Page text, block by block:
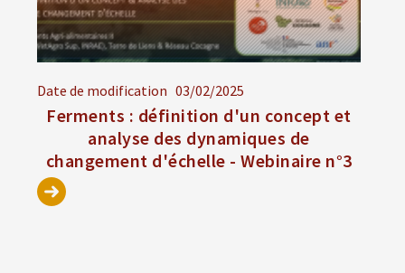
Date de modification 03/02/2025
Ferments : définition d'un concept et
analyse des dynamiques de
changement d'échelle - Webinaire n°3